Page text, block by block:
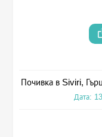
Почивка в Siviri,
Дата: